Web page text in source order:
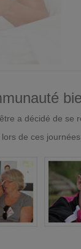
a décidé de se
de ces